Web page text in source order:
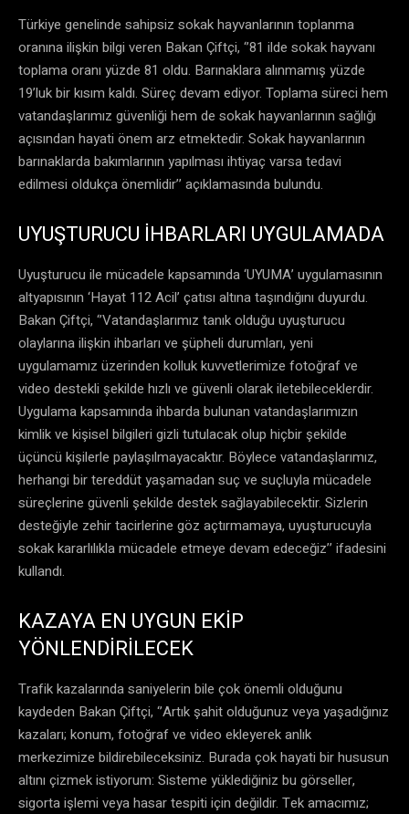
Türkiye genelinde sahipsiz sokak hayvanlarının toplanma
oranına ilişkin bilgi veren Bakan Çiftçi, ‘’81 ilde sokak hayvanı
toplama oranı yüzde 81 oldu. Barınaklara alınmamış yüzde
19’luk bir kısım kaldı. Süreç devam ediyor. Toplama süreci hem
vatandaşlarımız güvenliği hem de sokak hayvanlarının sağlığı
açısından hayati önem arz etmektedir. Sokak hayvanlarının
barınaklarda bakımlarının yapılması ihtiyaç varsa tedavi
edilmesi oldukça önemlidir’’ açıklamasında bulundu.
UYUŞTURUCU İHBARLARI UYGULAMADA
Uyuşturucu ile mücadele kapsamında ‘UYUMA’ uygulamasının
altyapısının ‘Hayat 112 Acil’ çatısı altına taşındığını duyurdu.
Bakan Çiftçi, ‘’Vatandaşlarımız tanık olduğu uyuşturucu
olaylarına ilişkin ihbarları ve şüpheli durumları, yeni
uygulamamız üzerinden kolluk kuvvetlerimize fotoğraf ve
video destekli şekilde hızlı ve güvenli olarak iletebileceklerdir.
Uygulama kapsamında ihbarda bulunan vatandaşlarımızın
kimlik ve kişisel bilgileri gizli tutulacak olup hiçbir şekilde
üçüncü kişilerle paylaşılmayacaktır. Böylece vatandaşlarımız,
herhangi bir tereddüt yaşamadan suç ve suçluyla mücadele
süreçlerine güvenli şekilde destek sağlayabilecektir. Sizlerin
desteğiyle zehir tacirlerine göz açtırmamaya, uyuşturucuyla
sokak kararlılıkla mücadele etmeye devam edeceğiz’’ ifadesini
kullandı.
KAZAYA EN UYGUN EKİP
YÖNLENDİRİLECEK
Trafik kazalarında saniyelerin bile çok önemli olduğunu
kaydeden Bakan Çiftçi, ‘’Artık şahit olduğunuz veya yaşadığınız
kazaları; konum, fotoğraf ve video ekleyerek anlık
merkezimize bildirebileceksiniz. Burada çok hayati bir hususun
altını çizmek istiyorum: Sisteme yüklediğiniz bu görseller,
sigorta işlemi veya hasar tespiti için değildir. Tek amacımız;